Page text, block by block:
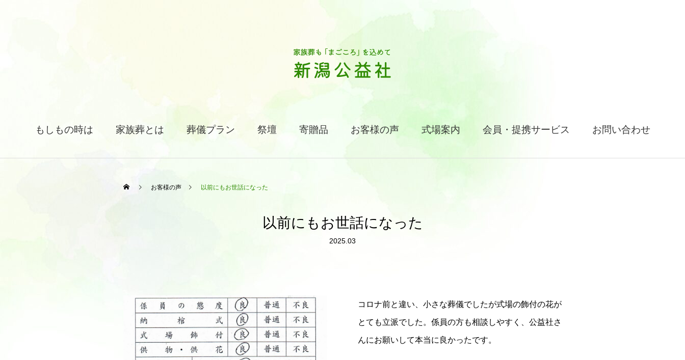
もしもの時は 家族葬とは 葬儀プラン 祭壇 寄贈品 お客様の声 式場案内 会員・提携サービス お問い合わせ
お客様の声 以前にもお世話になった
以前にもお世話になった
2025.03
コロナ前と違い、小さな葬儀でしたが式場の飾付の花が
とても立派でした。係員の方も相談しやすく、公益社さ
んにお願いして本当に良かったです。